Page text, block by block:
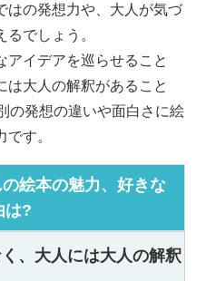
はの発想力や、大人が気づ
でしょう。
アイデアを巡らせること
は大人の解釈があること
の発想の違いや面白さに絵
す。
絵本の魅力、好きな
は?
、大人には大人の解釈